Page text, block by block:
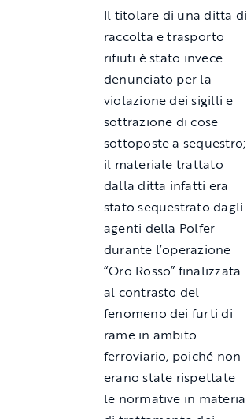
Il titolare di una ditta di
raccolta e trasporto
rifiuti è stato invece
denunciato per la
violazione dei sigilli e
sottrazione di cose
sottoposte a sequestro;
il materiale trattato
dalla ditta infatti era
stato sequestrato dagli
agenti della Polfer
durante l’operazione
“Oro Rosso” finalizzata
al contrasto del
fenomeno dei furti di
rame in ambito
ferroviario, poiché non
erano state rispettate
le normative in materia